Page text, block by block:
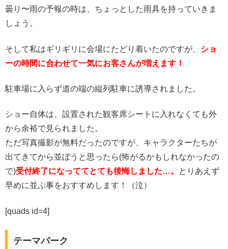
曇り〜雨の予報の時は、ちょっとした雨具を持っていきま
しょう。
そして私はギリギリに会場にたどり着いたのですが、 ショ
ーの時間に合わせて一気にお客さんが増えます！
駐車場に入らず道の端の縦列駐車に誘導されました。
ショー自体は、設置された観客席シートに入れなくても外
から余裕で見られました。
ただ写真撮影が無料だったのですが、キャラクターたちが
出てきてから並ぼうと思ったら(怖がるかもしれなかったの
で)受付終了になっててとても後悔しました…。
とりあえず
早めに並ぶ事をおすすめします！（泣）
[quads id=4]
テーマパーク